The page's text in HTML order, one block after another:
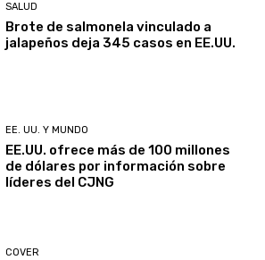
SALUD
Brote de salmonela vinculado a
jalapeños deja 345 casos en EE.UU.
EE. UU. Y MUNDO
EE.UU. ofrece más de 100 millones
de dólares por información sobre
líderes del CJNG
COVER